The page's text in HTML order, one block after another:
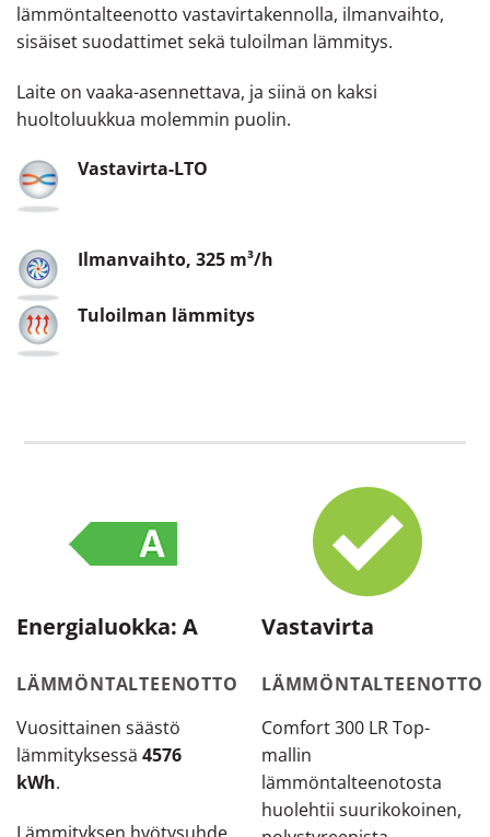
lämmöntalteenotto vastavirtakennolla, ilmanvaihto,
sisäiset suodattimet sekä tuloilman lämmitys.
Laite on vaaka-asennettava, ja siinä on kaksi
huoltoluukkua molemmin puolin.
Vastavirta-LTO
Ilmanvaihto, 325 m³/h
Tuloilman lämmitys
Energialuokka: A
LÄMMÖNTALTEENOTTO
Vuosittainen säästö
lämmityksessä 4576
kWh.
Vastavirta
LÄMMÖNTALTEENOTTO
Comfort 300 LR Top-
mallin
lämmöntalteenotosta
huolehtii suurikokoinen,